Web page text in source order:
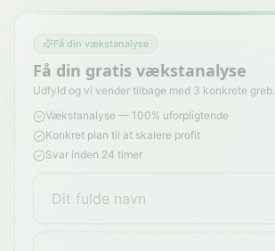
Få din vækstanalyse
Få din gratis vækstanalyse
Udfyld og vi vender tilbage med 3 konkrete greb.
Vækstanalyse — 100% uforpligtende
Konkret plan til at skalere profit
Svar inden 24 timer